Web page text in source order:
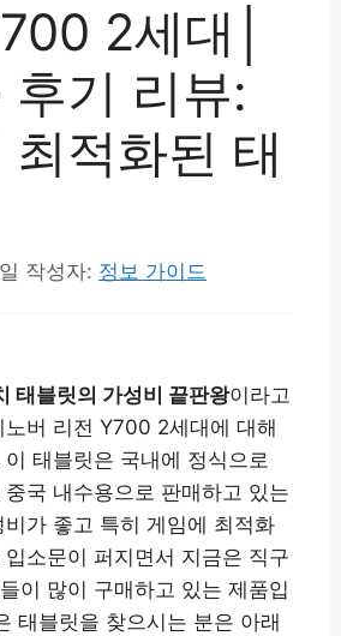
2세대│
후기 리뷰:
적화된 태
작성자: 정보 가이드
태블릿의 가성비 끝판왕이라고
노버 리전 Y700 2세대에 대해
태블릿은 국내에 정식으로
국 내수용으로 판매하고 있는
가 좋고 특히 게임에 최적화
소문이 퍼지면서 지금은 직구
이 많이 구매하고 있는 제품입
태블릿을 찾으시는 분은 아래